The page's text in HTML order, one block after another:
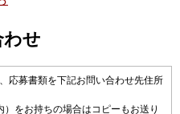
わせ
応募書類を下記お問い合わせ先住所
をお持ちの場合はコピーもお送り